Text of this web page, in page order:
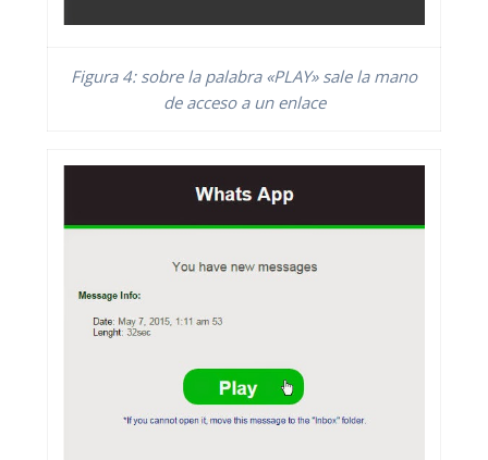
Figura 4: sobre la palabra «PLAY» sale la mano
de acceso a un enlace